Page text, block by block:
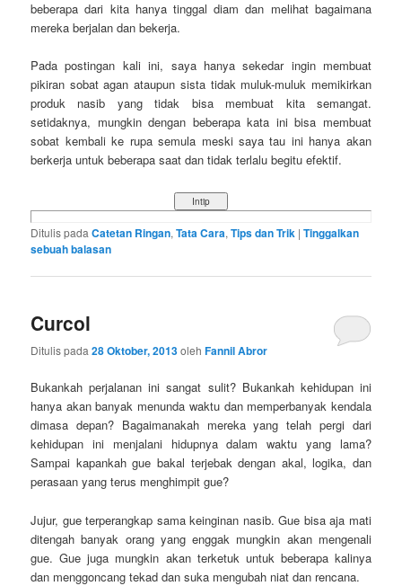
beberapa dari kita hanya tinggal diam dan melihat bagaimana
mereka berjalan dan bekerja.
Pada postingan kali ini, saya hanya sekedar ingin membuat
pikiran sobat agan ataupun sista tidak muluk-muluk memikirkan
produk nasib yang tidak bisa membuat kita semangat.
setidaknya, mungkin dengan beberapa kata ini bisa membuat
sobat kembali ke rupa semula meski saya tau ini hanya akan
berkerja untuk beberapa saat dan tidak terlalu begitu efektif.
Ditulis pada Catetan Ringan,Tata Cara,Tips dan Trik |Tinggalkan
sebuah balasan
Curcol
Ditulis pada28 Oktober, 2013olehFannil Abror
Bukankah perjalanan ini sangat sulit? Bukankah kehidupan ini
hanya akan banyak menunda waktu dan memperbanyak kendala
dimasa depan? Bagaimanakah mereka yang telah pergi dari
kehidupan ini menjalani hidupnya dalam waktu yang lama?
Sampai kapankah gue bakal terjebak dengan akal, logika, dan
perasaan yang terus menghimpit gue?
Jujur, gue terperangkap sama keinginan nasib. Gue bisa aja mati
ditengah banyak orang yang enggak mungkin akan mengenali
gue. Gue juga mungkin akan terketuk untuk beberapa kalinya
dan menggoncang tekad dan suka mengubah niat dan rencana.